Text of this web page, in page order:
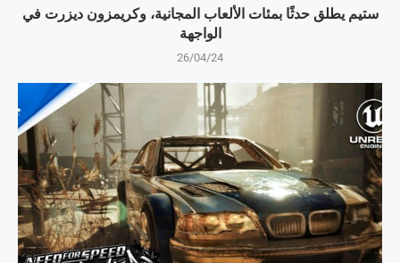
ستيم يطلق حدثًا بمئات الألعاب المجانية، وكريمزون ديزرت في
الواجهة
26/04/24